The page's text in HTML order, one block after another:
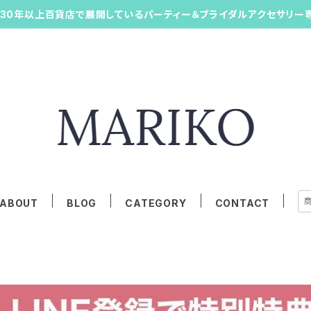
30年以上百貨店で展開しているパーティー＆ブライダルアクセサリー
BLOG CATEGORY CONTACT